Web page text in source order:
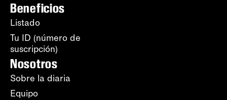
Beneficios
Listado
Tu ID (número de
suscripción)
Nosotros
Sobre la diaria
Equipo